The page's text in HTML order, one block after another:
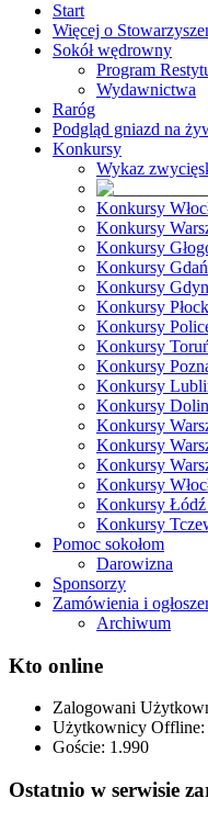
Start
Więcej o
Sokół wędrowny
Program
Wydawnictwa
Raróg
Podgląd gniazd na
Konkursy
Wykaz
Konkursy
Konkursy
Konkursy
Konkursy
Konkursy
Konkursy
Konkursy
Konkursy
Konkursy
Konkursy
Konkursy
Konkursy
Konkursy
Konkursy
Konkursy
Konkursy
Konkursy
Pomoc sokołom
Darowizna
Sponsorzy
Zamówienia i
Archiwum
Kto online
Zalogowani
Użytkownicy Offline:
Goście: 1.990
Ostatnio w serwisie